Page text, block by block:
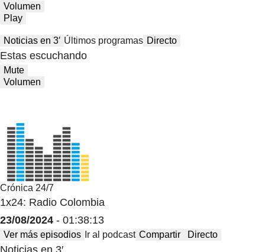
Volumen
Play
Noticias en 3′ Últimos programas Directo
Estas escuchando
Mute
Volumen
Crónica 24/7
1x24: Radio Colombia
23/08/2024 - 01:38:13
Ver más episodios Ir al podcast Compartir Directo
Noticias en 3′